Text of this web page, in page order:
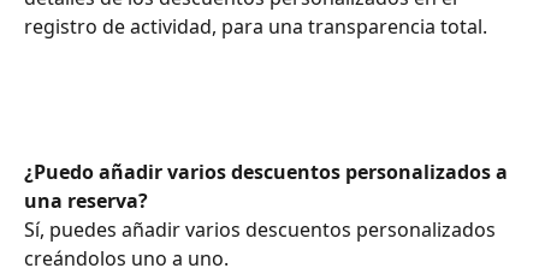
registro de actividad, para una transparencia total.
¿Puedo añadir varios descuentos personalizados a
una reserva?
Sí, puedes añadir varios descuentos personalizados
creándolos uno a uno.